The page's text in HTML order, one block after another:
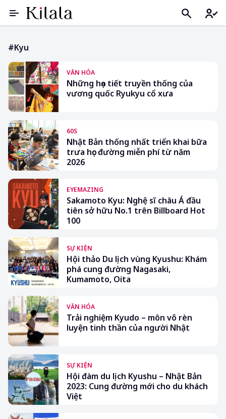
#kyu
VĂN HÓA
Những họa tiết truyền thống của
vương quốc Ryukyu cổ xưa
60S
Nhật Bản thống nhất triển khai bữa
trưa học đường miễn phí từ năm
2026
EYEMAZING
Sakamoto Kyu: Nghệ sĩ châu Á đầu
tiên sở hữu No.1 trên Billboard Hot
100
SỰ KIỆN
Hội thảo Du lịch vùng Kyushu: Khám
phá cung đường Nagasaki,
Kumamoto, Oita
VĂN HÓA
Trải nghiệm Kyudo – môn võ rèn
luyện tinh thần của người Nhật
SỰ KIỆN
Hội đàm du lịch Kyushu – Nhật Bản
2023: Cung đường mới cho du khách
Việt